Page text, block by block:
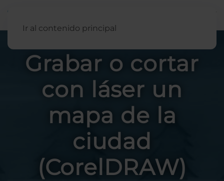
Ir al contenido principal
Grabar o cortar
con láser un
mapa de la
ciudad
(CorelDRAW)